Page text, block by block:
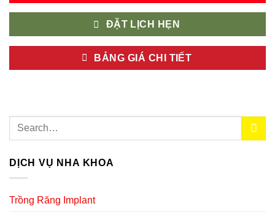
ĐẶT LỊCH HẸN
BẢNG GIÁ CHI TIẾT
DỊCH VỤ NHA KHOA
Trồng Răng Implant